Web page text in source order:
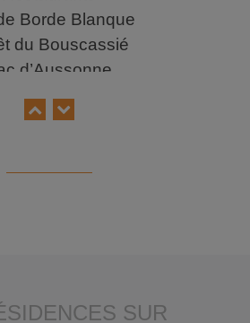
Borde Blanque
du Bouscassié
d’Aussonne
Parcs
SUR